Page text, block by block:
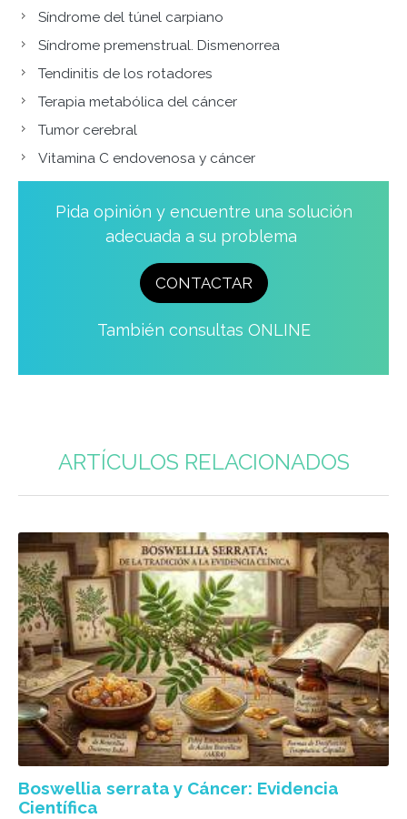
Síndrome del túnel carpiano
Síndrome premenstrual. Dismenorrea
Tendinitis de los rotadores
Terapia metabólica del cáncer
Tumor cerebral
Vitamina C endovenosa y cáncer
Pida opinión y encuentre una solución
adecuada a su problema
CONTACTAR
También consultas ONLINE
ARTÍCULOS RELACIONADOS
Boswellia serrata y Cáncer: Evidencia
Científica